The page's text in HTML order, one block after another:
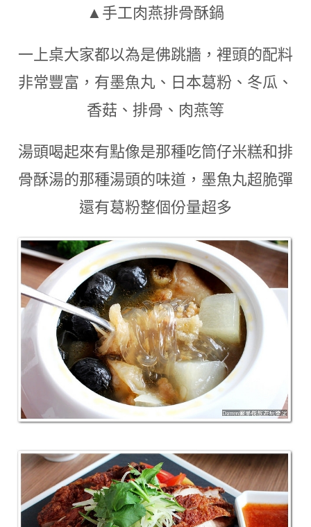
▲手工肉燕排骨酥鍋
一上桌大家都以為是佛跳牆， 裡頭的配料
非常豐富 ， 有墨魚丸 、 日本葛粉 、 冬瓜 、
香菇 、 排骨 、 肉燕等
湯頭喝起來有點像是那種吃筒仔米糕和排
骨酥湯的那種湯頭的味道 ，墨魚丸超脆彈
還有葛粉整個份量超多